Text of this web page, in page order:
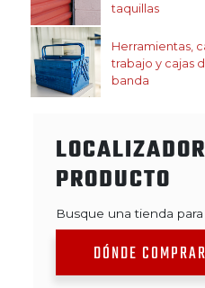
taquillas
Herramientas,
trabajo y cajas
banda
PRODUCTO
Busque una tienda
DÓNDE COMPRAR